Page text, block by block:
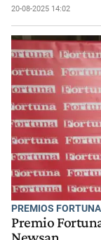
20-08-2025 14:02
PREMIOS
Premio